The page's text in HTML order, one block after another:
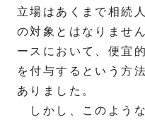
立場はあくまで相続
の対象とはなりませ
ースにおいて、便宜
を付与するという方
ありました。
しかし、このよう